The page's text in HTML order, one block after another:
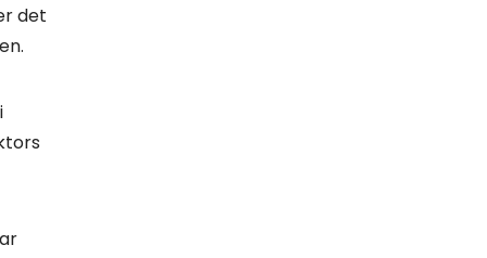
det